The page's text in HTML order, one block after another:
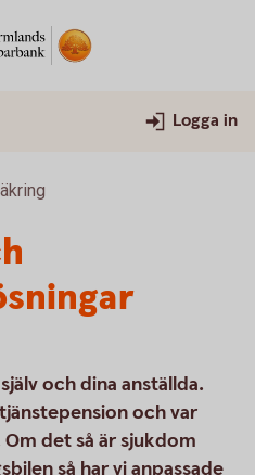
Logga in
och dina anställda.
och var
det så är sjukdom
så har vi anpassade